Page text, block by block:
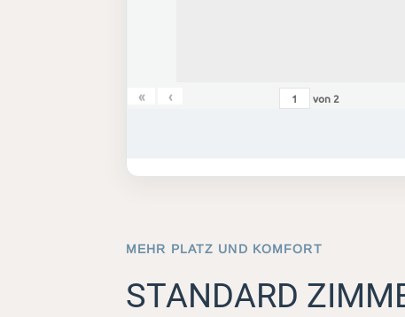
« ‹ von 2
MEHR PLATZ UND KOMFORT
STANDARD